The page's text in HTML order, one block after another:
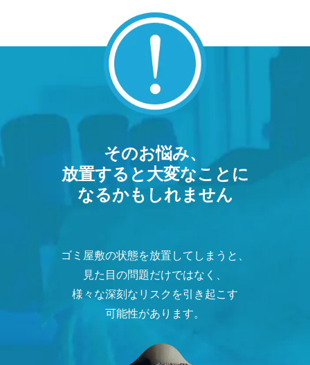
そのお悩み、
放置すると大変なことに
なるかもしれません
ゴミ屋敷の状態を放置してしまうと、
見た目の問題だけではなく、
様々な深刻なリスクを引き起こす
可能性があります。